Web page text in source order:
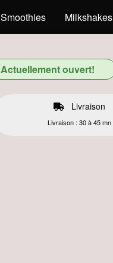
Smoothies Milkshakes
Actuellement ouvert!
Livraison
Livraison : 30 à 45 mn